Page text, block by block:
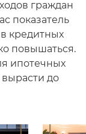
граждан
показатель
кредитных
повышаться.
ипотечных
до